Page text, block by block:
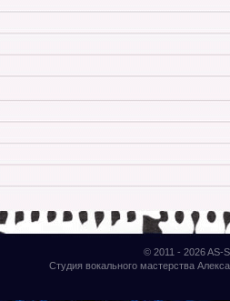
© 2011 - 2026AS-
Студия вокального мастерства